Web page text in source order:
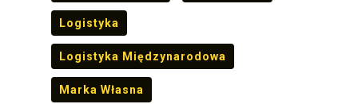
Logistyka
Logistyka Międzynarodowa
Marka Własna